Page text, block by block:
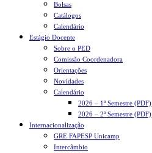
Bolsas
Catálogos
Calendário
Estágio Docente
Sobre o PED
Comissão Coordenadora
Orientações
Novidades
Calendário
2026 – 1º Semestre (PDF)
2026 – 2º Semestre (PDF)
Internacionalização
GRE FAPESP Unicamp
Intercâmbio